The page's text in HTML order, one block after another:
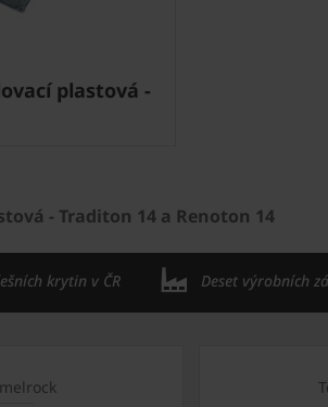
plastová -
- Traditon 14 a Renoton 14
krytin v ČR Deset výrobních